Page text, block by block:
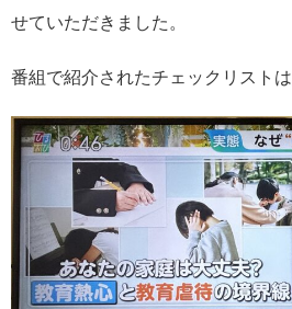
せていただきました。
番組で紹介されたチェックリストは